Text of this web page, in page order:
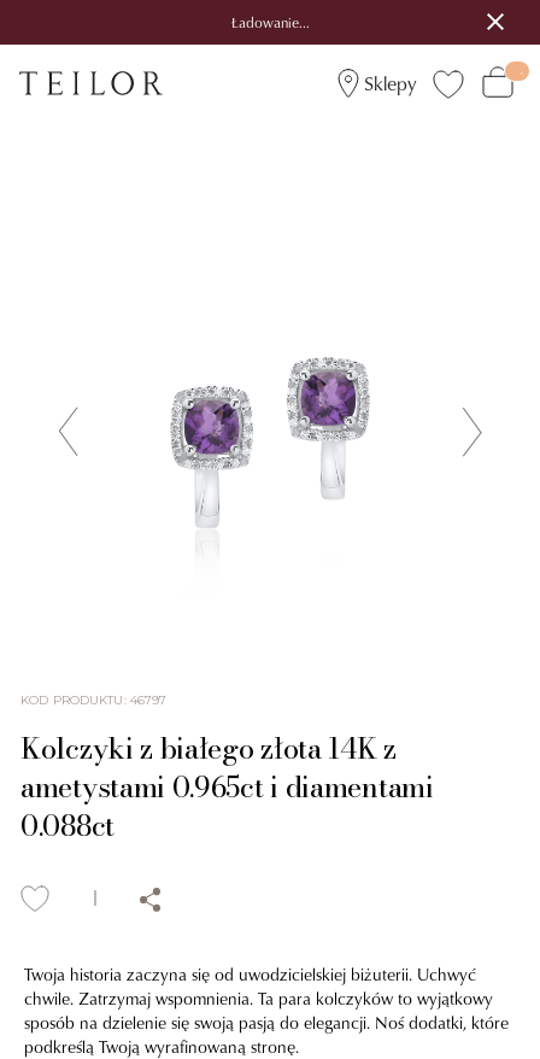
Ładowanie...
Sklepy
KOD PRODUKTU: 46797
Kolczyki z białego złota 14K z
ametystami 0.965ct i diamentami
0.088ct
Twoja historia zaczyna się od uwodzicielskiej biżuterii. Uchwyć
chwile. Zatrzymaj wspomnienia. Ta para kolczyków to wyjątkowy
sposób na dzielenie się swoją pasją do elegancji. Noś dodatki, które
podkreślą Twoją wyrafinowaną stronę.